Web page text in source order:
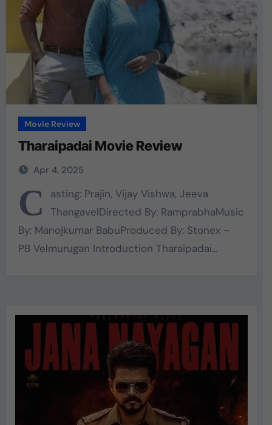
Movie Review
Tharaipadai Movie Review
Apr 4, 2025
C
asting: Prajin, Vijay Vishwa, Jeeva
ThangavelDirected By: RamprabhaMusic
By: Manojkumar BabuProduced By: Stonex –
PB Velmurugan Introduction Tharaipadai…